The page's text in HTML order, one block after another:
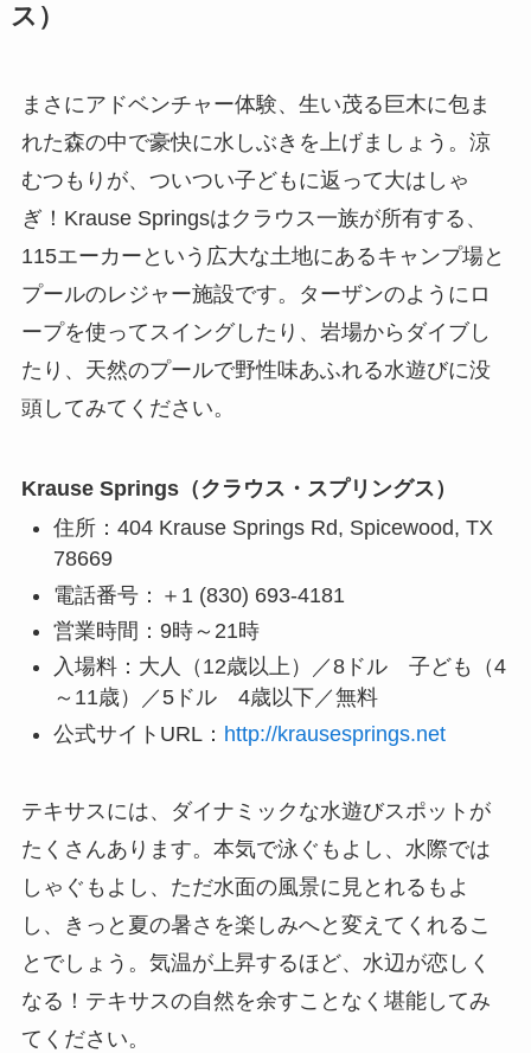
ス）
まさにアドベンチャー体験、生い茂る巨木に包ま
れた森の中で豪快に水しぶきを上げましょう。涼
むつもりが、ついつい子どもに返って大はしゃ
ぎ！Krause Springsはクラウス一族が所有する、
115エーカーという広大な土地にあるキャンプ場と
プールのレジャー施設です。ターザンのようにロ
ープを使ってスイングしたり、岩場からダイブし
たり、天然のプールで野性味あふれる水遊びに没
頭してみてください。
Krause Springs（クラウス・スプリングス）
住所：404 Krause Springs Rd, Spicewood, TX
78669
電話番号：＋1 (830) 693-4181
営業時間：9時～21時
入場料：大人（12歳以上）／8ドル 子ども（4
～11歳）／5ドル 4歳以下／無料
公式サイトURL： http://krausesprings.net
テキサスには、ダイナミックな水遊びスポットが
たくさんあります。本気で泳ぐもよし、水際では
しゃぐもよし、ただ水面の風景に見とれるもよ
し、きっと夏の暑さを楽しみへと変えてくれるこ
とでしょう。気温が上昇するほど、水辺が恋しく
なる！テキサスの自然を余すことなく堪能してみ
てください。